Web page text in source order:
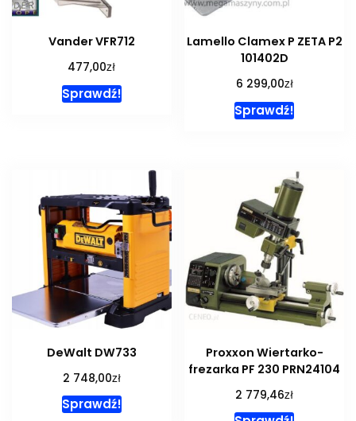
Vander VFR712
477,00zł
Sprawdź!
Lamello Clamex P ZETA P2
101402D
6 299,00zł
Sprawdź!
DeWalt DW733
2 748,00zł
Sprawdź!
Proxxon Wiertarko-
frezarka PF 230 PRN24104
2 779,46zł